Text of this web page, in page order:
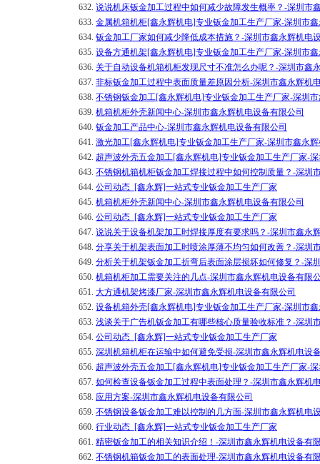
632. 说说机床钣金加工过程中如何减少故障发生概率？-深圳市
633. 金属机箱机柜[鑫永辉机电]专业钣金加工生产厂家-深圳市
634. 钣金加工厂家如何减少降低成本措施？-深圳市鑫永辉机电
635. 设备方通机架[鑫永辉机电]专业钣金加工生产厂家-深圳市
636. 关于自动设备机箱机柜发现尺寸不准怎么办呢？-深圳市鑫
637. 非标钣金加工过程中表面质量差原因分析-深圳市鑫永辉机
638. 不锈钢钣金加工[鑫永辉机电]专业钣金加工生产厂家-深圳
639. 机箱机柜外壳新闻中心-深圳市鑫永辉机电设备有限公司
640. 钣金加工产品中心-深圳市鑫永辉机电设备有限公司
641. 激光加工[鑫永辉机电]专业钣金加工生产厂家-深圳市鑫永
642. 超声波外壳五金加工[鑫永辉机电]专业钣金加工生产厂家-
643. 不锈钢机箱机柜钣金加工焊接过程中如何控制质量？-深圳
644. 公司动态_[鑫永辉]一站式专业钣金加工生产厂家
645. 机箱机柜外壳新闻中心-深圳市鑫永辉机电设备有限公司
646. 公司动态_[鑫永辉]一站式专业钣金加工生产厂家
647. 说说关于设备机架加工时焊接厚度有要求吗？-深圳市鑫永
648. 分享关于机架表面加工时喷涂厚薄不均匀如何改善？-深圳
649. 分析关于机架钣金加工折弯后表面涂层损坏如何修复？-深
650. 机箱机柜加工需要关注的几点-深圳市鑫永辉机电设备有限
651. 大方通机架烤漆厂家-深圳市鑫永辉机电设备有限公司
652. 设备机箱外壳[鑫永辉机电]专业钣金加工生产厂家-深圳市
653. 浅谈关于广告机钣金加工有哪些核心质量验收标准？-深圳
654. 公司动态_[鑫永辉]一站式专业钣金加工生产厂家
655. 深圳机箱机柜在运输中如何避免受损-深圳市鑫永辉机电设
656. 超声波外壳五金加工[鑫永辉机电]专业钣金加工生产厂家-
657. 如何检查设备钣金加工过程中表面处理？-深圳市鑫永辉机
658. 应用方案-深圳市鑫永辉机电设备有限公司
659. 不锈钢设备钣金加工难以控制的几方面-深圳市鑫永辉机电
660. 行业动态_[鑫永辉]一站式专业钣金加工生产厂家
661. 精密钣金加工的相关知识介绍！-深圳市鑫永辉机电设备有
662. 不锈钢机箱钣金加工的表面处理-深圳市鑫永辉机电设备有